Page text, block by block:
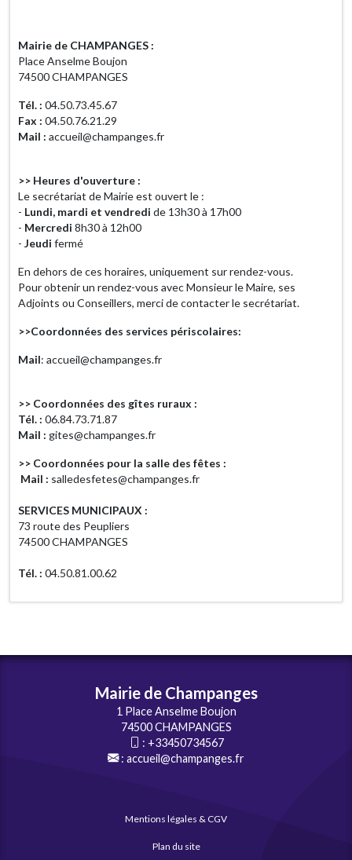
Mairie de CHAMPANGES :
Place Anselme Boujon
74500 CHAMPANGES
Tél. : 04.50.73.45.67
Fax : 04.50.76.21.29
Mail : accueil@champanges.fr
>> Heures d'ouverture :
Le secrétariat de Mairie est ouvert le :
- Lundi, mardi et vendredi de 13h30 à 17h00
- Mercredi 8h30 à 12h00
- Jeudi fermé
En dehors de ces horaires, uniquement sur rendez-vous.
Pour obtenir un rendez-vous avec Monsieur le Maire, ses
Adjoints ou Conseillers, merci de contacter le secrétariat.
>>Coordonnées des services périscolaires:
Mail: accueil@champanges.fr
>> Coordonnées des gîtes ruraux :
Tél. : 06.84.73.71.87
Mail : gites@champanges.fr
>> Coordonnées pour la salle des fêtes :
Mail : salledesfetes@champanges.fr
SERVICES MUNICIPAUX :
73 route des Peupliers
74500 CHAMPANGES
Tél. : 04.50.81.00.62
Mairie de Champanges
1 Place Anselme Boujon
74500 CHAMPANGES
: +33450734567
: accueil@champanges.fr
Mentions légales & CGV
Plan du site